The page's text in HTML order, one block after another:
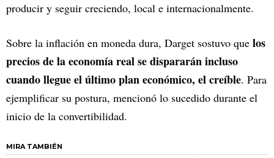
producir y seguir creciendo, local e internacionalmente.
Sobre la inflación en moneda dura, Darget sostuvo que los
precios de la economía real se dispararán incluso
cuando llegue el último plan económico, el creíble. Para
ejemplificar su postura, mencionó lo sucedido durante el
inicio de la convertibilidad.
MIRA TAMBIÉN